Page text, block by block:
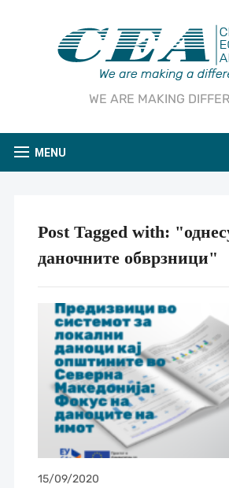
WE ARE MAKING
MENU
Post Tagged with:
даночните обврзници"
15/09/2020